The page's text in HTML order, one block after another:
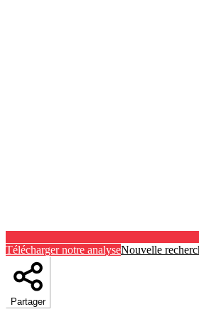
Télécharger notre analyseNouvelle
Partager